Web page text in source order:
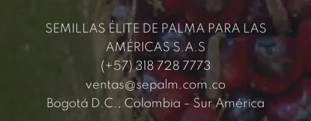
SEMILLAS ÉLITE DE PALMA PARA LAS
AMÉRICAS S.A.S
(+57) 318 728 7773
ventas@sepalm.com.co
Bogotá D.C., Colombia – Sur América